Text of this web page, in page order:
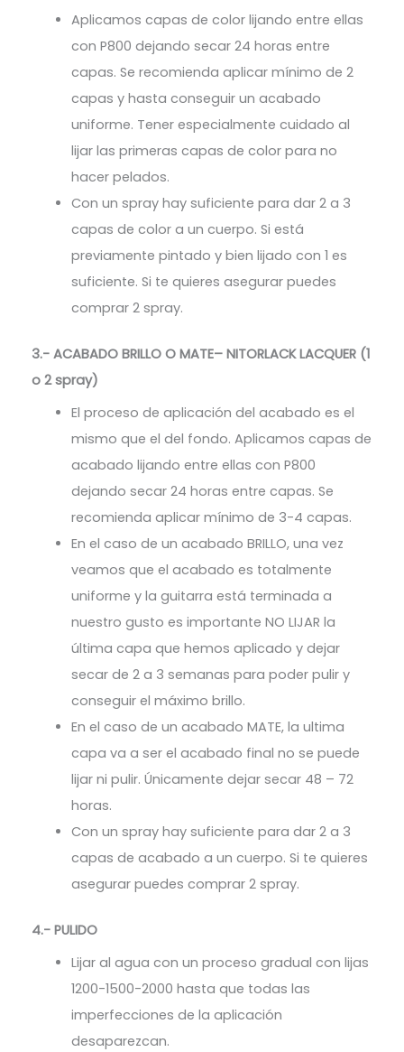
Aplicamos capas de color lijando entre ellas
con P800 dejando secar 24 horas entre
capas. Se recomienda aplicar mínimo de 2
capas y hasta conseguir un acabado
uniforme. Tener especialmente cuidado al
lijar las primeras capas de color para no
hacer pelados.
Con un spray hay suficiente para dar 2 a 3
capas de color a un cuerpo. Si está
previamente pintado y bien lijado con 1 es
suficiente. Si te quieres asegurar puedes
comprar 2 spray.
3.- ACABADO BRILLO O MATE– NITORLACK LACQUER (1
o 2 spray)
El proceso de aplicación del acabado es el
mismo que el del fondo. Aplicamos capas de
acabado lijando entre ellas con P800
dejando secar 24 horas entre capas. Se
recomienda aplicar mínimo de 3-4 capas.
En el caso de un acabado BRILLO, una vez
veamos que el acabado es totalmente
uniforme y la guitarra está terminada a
nuestro gusto es importante NO LIJAR la
última capa que hemos aplicado y dejar
secar de 2 a 3 semanas para poder pulir y
conseguir el máximo brillo.
En el caso de un acabado MATE, la ultima
capa va a ser el acabado final no se puede
lijar ni pulir. Únicamente dejar secar 48 – 72
horas.
Con un spray hay suficiente para dar 2 a 3
capas de acabado a un cuerpo. Si te quieres
asegurar puedes comprar 2 spray.
4.- PULIDO
Lijar al agua con un proceso gradual con lijas
1200-1500-2000 hasta que todas las
imperfecciones de la aplicación
desaparezcan.